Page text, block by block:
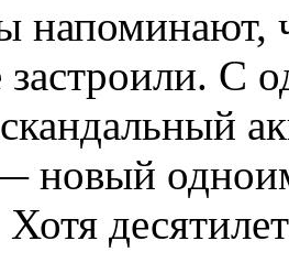
напоминают,
застроили. С
новый
Хотя